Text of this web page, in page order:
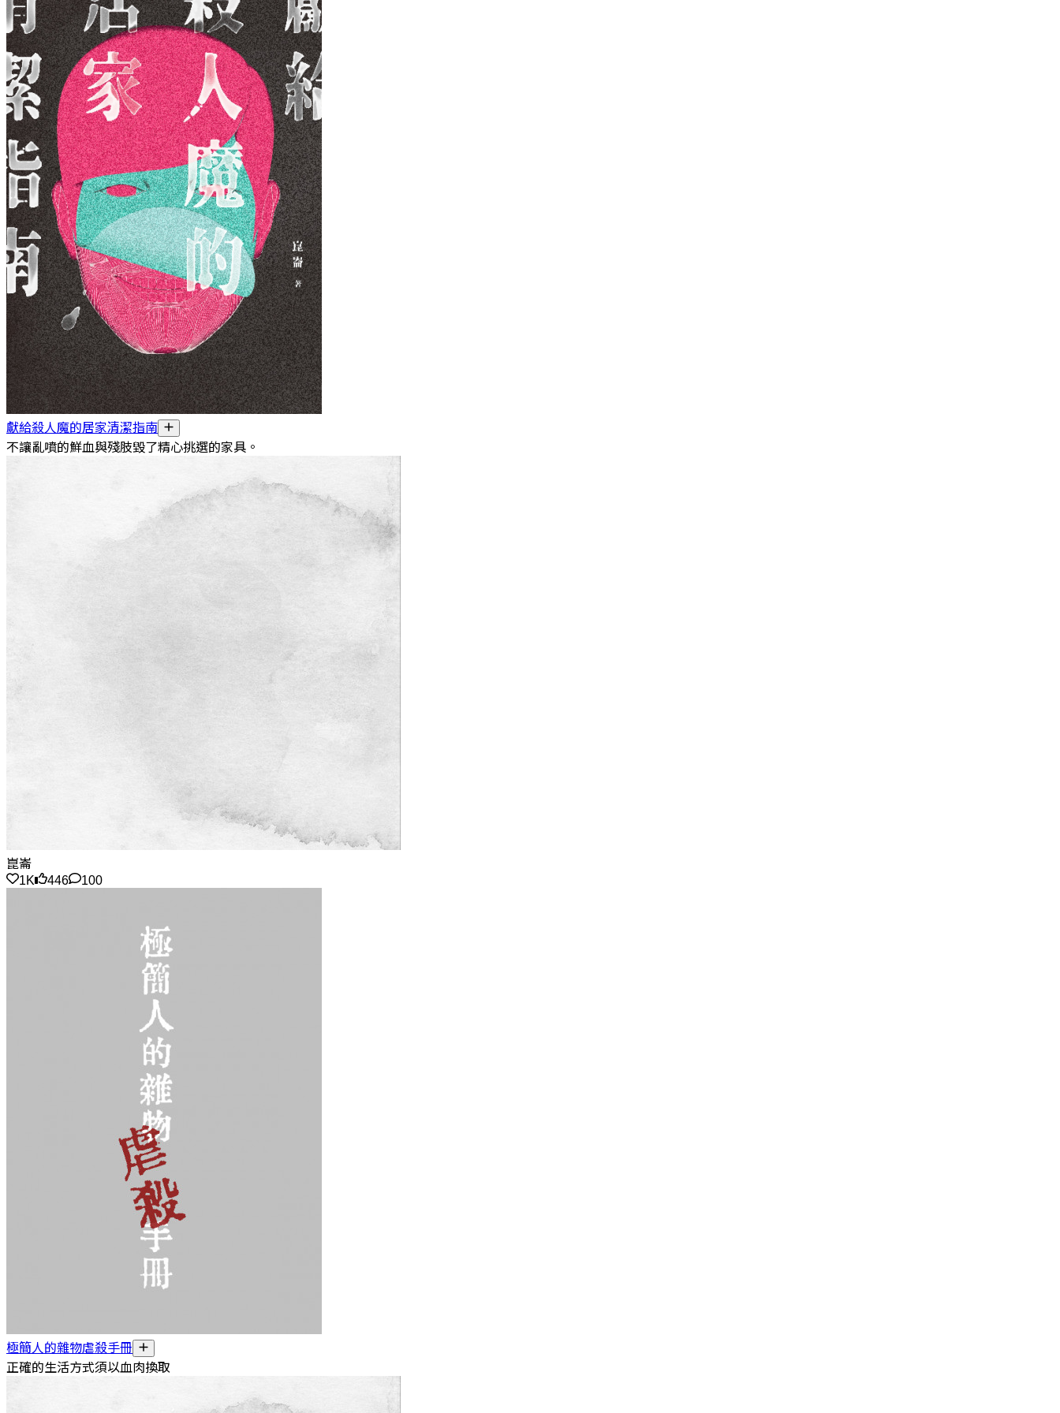
獻給殺人魔的居家清潔指南
不讓亂噴的鮮血與殘肢毀了精心挑選的家具。
崑崙
1K
446 100
極簡人的雜物虐殺手冊
正確的生活方式須以血肉換取